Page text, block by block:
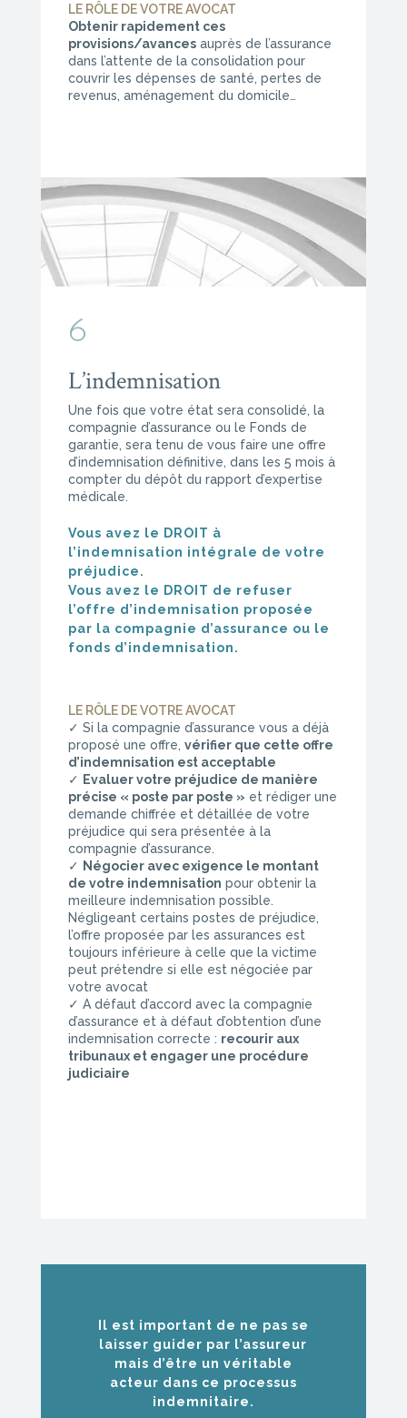
LE RÔLE DE VOTRE AVOCAT
Obtenir rapidement ces
provisions/avancesauprès de l’assurance
dans l’attente de la consolidation pour
couvrir les dépenses de santé, pertes de
revenus, aménagement du domicile…
6
L’indemnisation
Une fois que votre état sera consolidé, la
compagnie d’assurance ou le Fonds de
garantie, sera tenu de vous faire une offre
d’indemnisation définitive, dans les 5 mois à
compter du dépôt du rapport d’expertise
médicale.
Vous avez le DROIT à
l’indemnisation intégrale de votre
préjudice.
Vous avez le DROIT de refuser
l’offre d’indemnisation proposée
par la compagnie d’assurance ou le
fonds d’indemnisation.
LE RÔLE DE VOTRE AVOCAT
✓ Si la compagnie d’assurance vous a déjà
proposé une offre, vérifier que cette offre
d’indemnisation est acceptable
✓
Evaluer votre préjudice de manière
précise « poste par poste » et rédiger une
demande chiffrée et détaillée de votre
préjudice qui sera présentée à la
compagnie d’assurance.
✓ Négocier avec exigence le montant
de votre indemnisation pour obtenir la
meilleure indemnisation possible.
Négligeant certains postes de préjudice,
l’offre proposée par les assurances est
toujours inférieure à celle que la victime
peut prétendre si elle est négociée par
votre avocat
✓ A défaut d’accord avec la compagnie
d’assurance et à défaut d’obtention d’une
indemnisation correcte : recourir aux
tribunaux et engager une procédure
judiciaire
Il est important de ne pas se
laisser guider par l’assureur
mais d’être un véritable
acteur dans ce processus
indemnitaire.